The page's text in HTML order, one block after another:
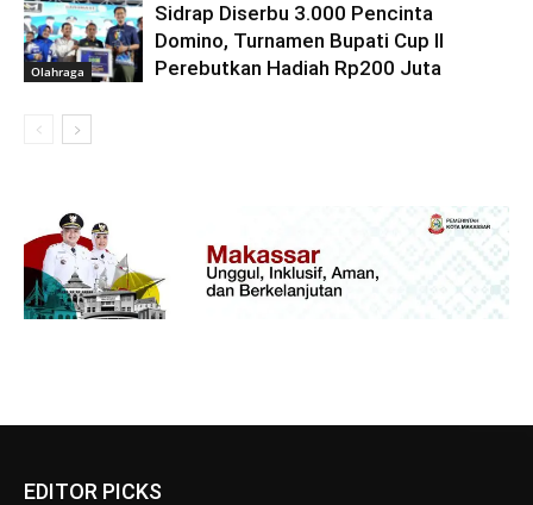
Olahraga
Sidrap Diserbu 3.000 Pencinta
Domino, Turnamen Bupati Cup II
Perebutkan Hadiah Rp200 Juta
EDITOR PICKS